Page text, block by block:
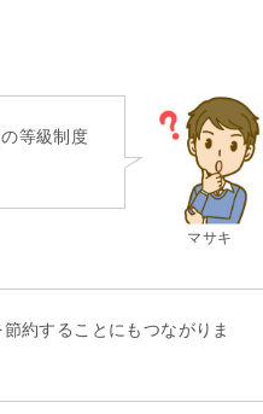
マサキ
等級制度
約することにもつながりま